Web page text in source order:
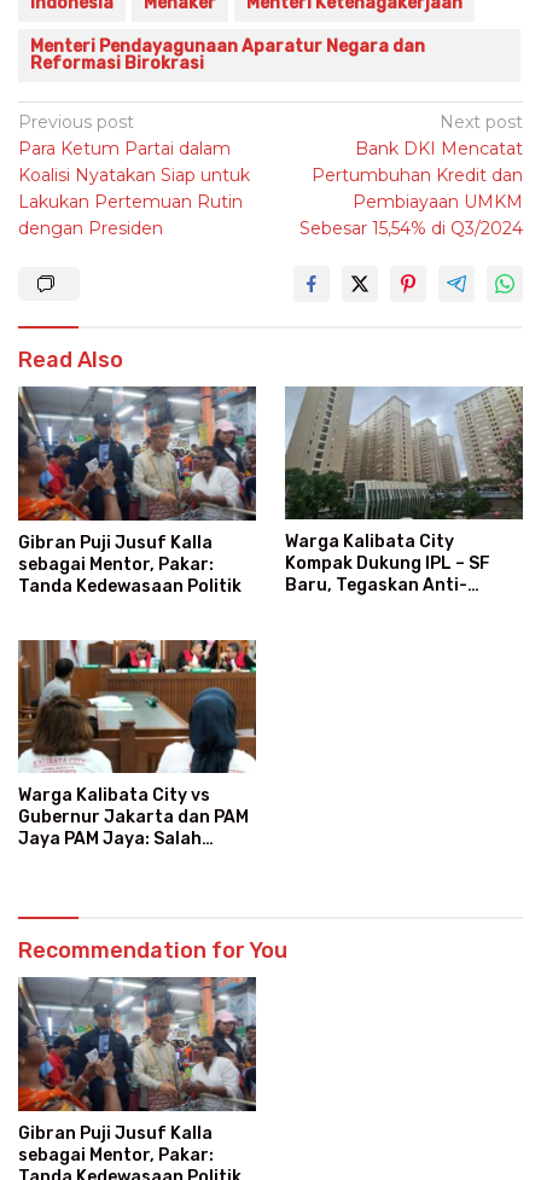
Menteri Pendayagunaan Aparatur Negara dan
Reformasi Birokrasi
Post
navigation
Previous post
Para Ketum Partai dalam
Koalisi Nyatakan Siap untuk
Lakukan Pertemuan Rutin
dengan Presiden
Next post
Bank DKI Mencatat
Pertumbuhan Kredit dan
Pembiayaan UMKM
Sebesar 15,54% di Q3/2024
Read Also
Gibran Puji Jusuf Kalla
sebagai Mentor, Pakar:
Tanda Kedewasaan Politik
Warga Kalibata City
Kompak Dukung IPL – SF
Baru, Tegaskan Anti-
Warga Kalibata City vs
Gubernur Jakarta dan PAM
Jaya PAM Jaya: Salah
Recommendation for You
Gibran Puji Jusuf Kalla
sebagai Mentor, Pakar: